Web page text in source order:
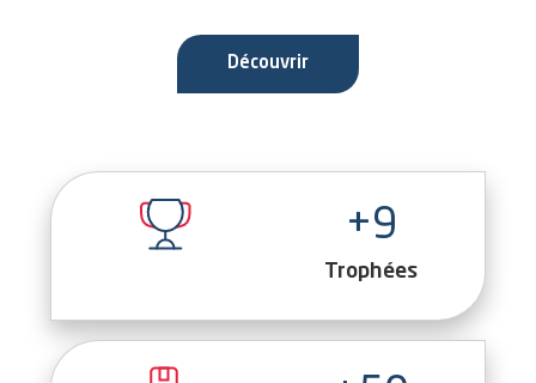
Découvrir
+9
Trophées